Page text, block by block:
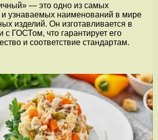
— это одно из самых
узнаваемых наименований в мире
изделий. Он изготавливается в
с ГОСТом, что гарантирует его
и соответствие стандартам.